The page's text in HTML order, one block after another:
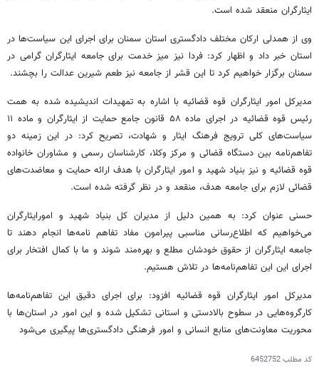
ایثارگران منعقد شده است.
وی از همدلی ارکان مختلف دادگستری استان سمنان برای اجرای این سیاست‌ها در
استان خبر داد و اظهار کرد: فردا نیز میز خدمت برای جامعه ایثارگران گرامی در
سمنان برگزار خواهیم کرد تا این قشر از جامعه نیز طعم شیرین عدالت را بچشند.
مدیرکل امور ایثارگران قوه قضائیه با اشاره به تمهیدات اندیشیده شده به همت
رئیس قوه قضائیه در اجرای ماده ۵۸ قانون جامع حمایت از ایثارگران و ماده ۱۱
سیاست‌های کلی ترویج فرهنگ ایثار و شهادت، تصریح کرد: در این زمینه دو
تفاهم‌نامه بین دستگاه قضائی و مرکز وکلا، کارشناسان رسمی و مشاوران خانواده
قوه قضائیه و نیز بنیاد شهید و امور ایثارگران با هدف ارائه حمایت و معاضدت‌های
قضائی لازم برای جامعه هدف، منقعد و در نظر گرفته شده است.
حسنی عنوان کرد: به همین دلیل از مدیران کل بنیاد شهید و امورایثارگران
می‌خواهیم که اطلاع‌رسانی مناسبی پیرامون مفاد تفاهم نامه‌ها انجام دهند تا
جامعه ایثارگران از حقوق خودشان مطلع و بهره‌مند شوند و ما با کمال افتخار برای
اجرای این این تفاهم‌نامه‌ها در تلاش هستیم.
مدیرکل امور ایثارگران قوه قضائیه افزود: برای اجرای دقیق این تفاهم‌نامه‌ها
کارگروه‌هایی در سطوح بالادستی و استانی تشکیل شده و این امور در استان‌ها با
محوریت معاونت‌های منابع انسانی و امور فرهنگی دادگستری‌ها پیگیری می‌شود
کد مطلب6452752